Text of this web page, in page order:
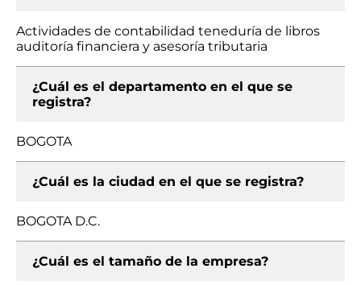
Actividades de contabilidad teneduría de libros
auditoría financiera y asesoría tributaria
¿Cuál es el departamento en el que se
registra?
BOGOTA
¿Cuál es la ciudad en el que se registra?
BOGOTA D.C.
¿Cuál es el tamaño de la empresa?